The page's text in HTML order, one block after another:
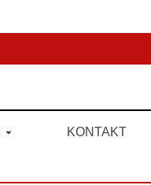
KONTAKT